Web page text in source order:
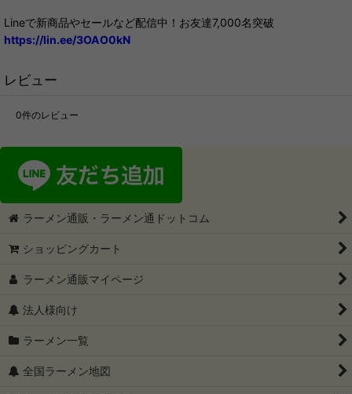
Lineで新商品やセールなど配信中！お友達7,000名突破
https://lin.ee/3OAO0kN
レビュー
0件のレビュー
ラーメン通販・ラーメン通ドットコム
ショッピングカート
ラーメン通販マイページ
法人様向け
ラーメン一覧
全国ラーメン地図